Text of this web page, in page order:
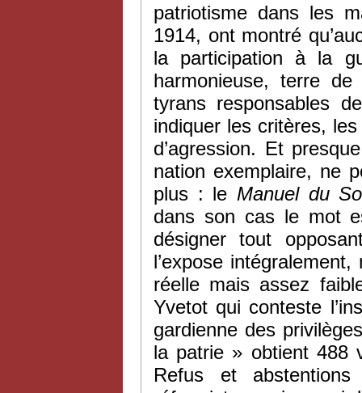
patriotisme dans les
1914, ont montré
la participation à la
harmonieuse, terre
tyrans responsables
indiquer les critères,
d’agression. Et
nation exemplaire, ne
plus : le Manuel du
dans son cas le mot
désigner tout
l’expose
réelle mais assez
Yvetot qui conteste
gardienne des
la patrie » obtient 488
Refus et